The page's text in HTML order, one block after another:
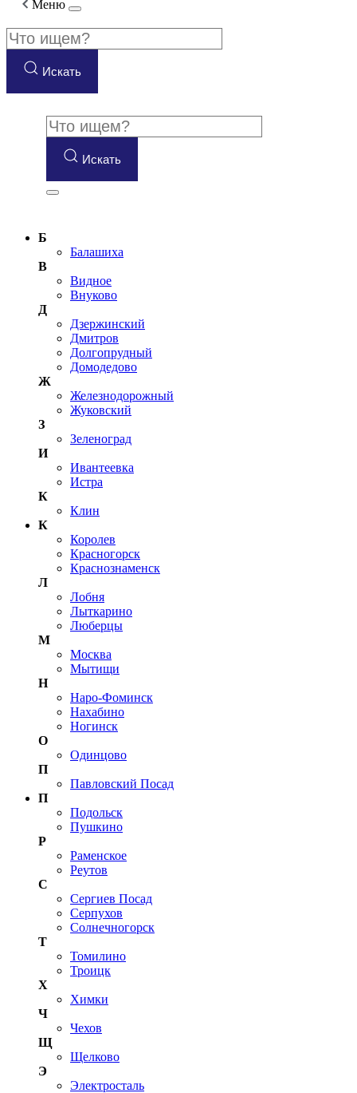
Меню
Искать
Искать
Б
Балашиха
В
Видное
Внуково
Д
Дзержинский
Дмитров
Долгопрудный
Домодедово
Ж
Железнодорожный
Жуковский
З
Зеленоград
И
Ивантеевка
Истра
К
Клин
К
Королев
Красногорск
Краснознаменск
Л
Лобня
Лыткарино
Люберцы
М
Москва
Мытищи
Н
Наро-Фоминск
Нахабино
Ногинск
О
Одинцово
П
Павловский Посад
П
Подольск
Пушкино
Р
Раменское
Реутов
С
Сергиев Посад
Серпухов
Солнечногорск
Т
Томилино
Троицк
Х
Химки
Ч
Чехов
Щ
Щелково
Э
Электросталь